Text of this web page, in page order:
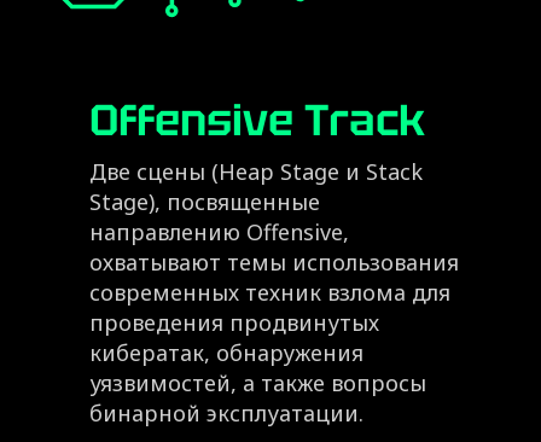
Две сцены (Heap Stage и Stack
Stage), посвященные
направлению Offensive,
охватывают темы использования
современных техник взлома для
проведения продвинутых
кибератак, обнаружения
уязвимостей, а также вопросы
бинарной эксплуатации.
Offensive Track